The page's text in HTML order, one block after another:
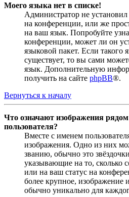
Моего языка нет в списке!
Администратор не
на конференции, или же
на ваш язык. Попробуйте
конференции, может ли он
языковой пакет. Если такого
существует, то вы сами
язык. Дополнительную
получить на сайте phpBB®.
Вернуться к началу
Что означают изображения
пользователя?
Вместе с именем
изображения. Одно из них
званию, обычно это
указывающие на то, сколько
или на ваш статус на
более крупное, изображение
обычно уникально для